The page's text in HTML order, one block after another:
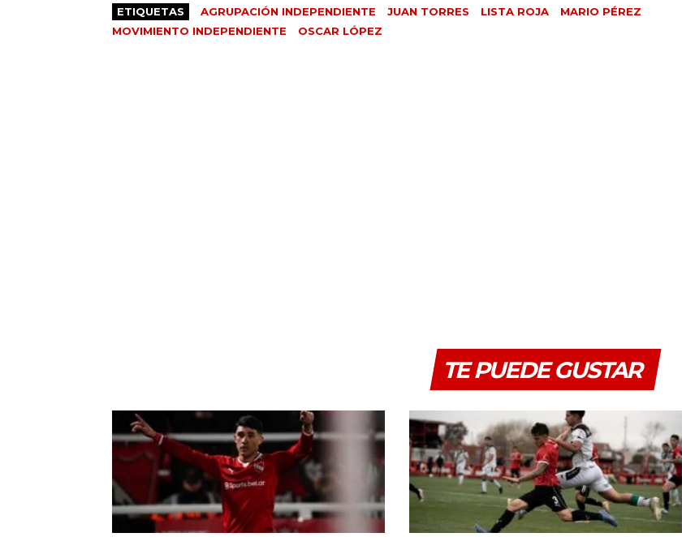
ETIQUETAS AGRUPACIÓN INDEPENDIENTE JUAN TORRES LISTA ROJA
MARIO PÉREZ
MOVIMIENTO INDEPENDIENTE
OSCAR LÓPEZ
TE PUEDE GUSTAR